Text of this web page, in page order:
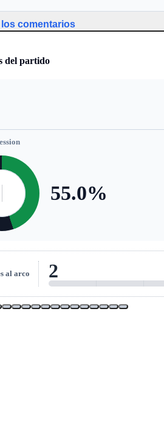
comentarios
del partido
55.0%
al arco 2